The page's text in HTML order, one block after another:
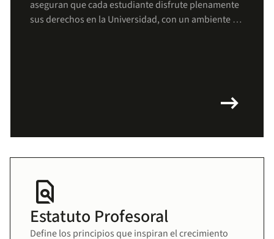
aseguran que cada estudiante disfrute plenamente
sus derechos en la Universidad, con un ambiente de
arrow_right_alt
find_in_page
Estatuto Profesoral
Define los principios que inspiran el crecimiento